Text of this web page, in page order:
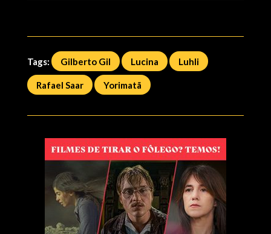
Tags: Gilberto Gil Lucina Luhli
Rafael Saar Yorimatã